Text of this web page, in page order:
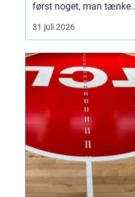
først noget, man tænker
på, når uheldet er ude.
Nøglen ligger inde i bilen,
eller fjernbetjeningen
virker ikke. I en presset
situation kan det være
31 juli 2026